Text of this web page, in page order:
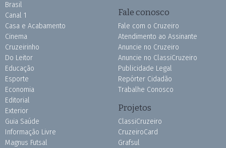
Brasil
Canal 1
Casa e Acabamento
Cinema
Cruzeirinho
Do Leitor
Educação
Esporte
Economia
Editorial
Exterior
Guia Saúde
Informação Livre
Magnus Futsal
Fale conosco
Fale com o Cruzeiro
Atendimento ao Assinante
Anuncie no Cruzeiro
Anuncie no ClassiCruzeiro
Publicidade Legal
Repórter Cidadão
Trabalhe Conosco
Projetos
ClassiCruzeiro
CruzeiroCard
Grafsul